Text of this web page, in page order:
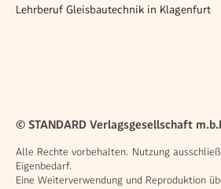
Lehrberuf Gleisbautechnik in Klagenfurt
© STANDARD Verlagsgesellschaft
Alle Rechte vorbehalten. Nutzung
Eigenbedarf.
Eine Weiterverwendung und Reproduktion